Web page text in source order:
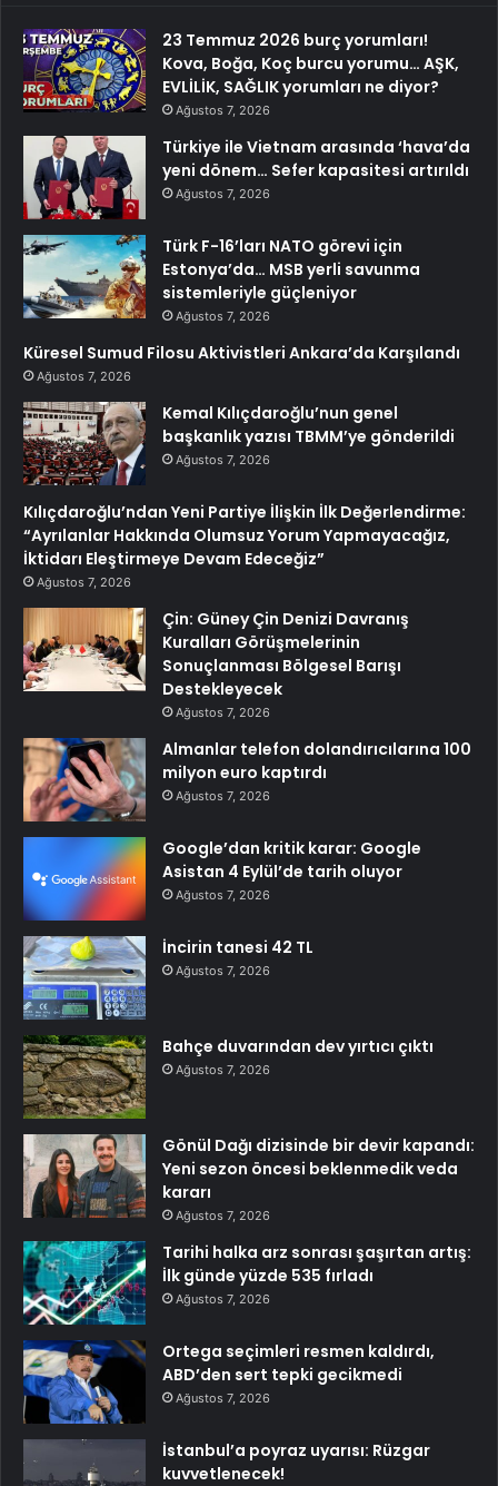
23 Temmuz 2026 burç yorumları!
Kova, Boğa, Koç burcu yorumu… AŞK,
EVLİLİK, SAĞLIK yorumları ne diyor?
Ağustos 7, 2026
Türkiye ile Vietnam arasında ‘hava’da
yeni dönem… Sefer kapasitesi artırıldı
Ağustos 7, 2026
Türk F-16’ları NATO görevi için
Estonya’da… MSB yerli savunma
sistemleriyle güçleniyor
Ağustos 7, 2026
Küresel Sumud Filosu Aktivistleri Ankara’da Karşılandı
Ağustos 7, 2026
Kemal Kılıçdaroğlu’nun genel
başkanlık yazısı TBMM’ye gönderildi
Ağustos 7, 2026
Kılıçdaroğlu’ndan Yeni Partiye İlişkin İlk Değerlendirme:
“Ayrılanlar Hakkında Olumsuz Yorum Yapmayacağız,
İktidarı Eleştirmeye Devam Edeceğiz”
Ağustos 7, 2026
Çin: Güney Çin Denizi Davranış
Kuralları Görüşmelerinin
Sonuçlanması Bölgesel Barışı
Destekleyecek
Ağustos 7, 2026
Almanlar telefon dolandırıcılarına 100
milyon euro kaptırdı
Ağustos 7, 2026
Google’dan kritik karar: Google
Asistan 4 Eylül’de tarih oluyor
Ağustos 7, 2026
İncirin tanesi 42 TL
Ağustos 7, 2026
Bahçe duvarından dev yırtıcı çıktı
Ağustos 7, 2026
Gönül Dağı dizisinde bir devir kapandı:
Yeni sezon öncesi beklenmedik veda
kararı
Ağustos 7, 2026
Tarihi halka arz sonrası şaşırtan artış:
İlk günde yüzde 535 fırladı
Ağustos 7, 2026
Ortega seçimleri resmen kaldırdı,
ABD’den sert tepki gecikmedi
Ağustos 7, 2026
İstanbul’a poyraz uyarısı: Rüzgar
kuvvetlenecek!